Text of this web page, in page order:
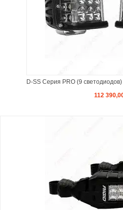
D-SS Серия PRO (9
112